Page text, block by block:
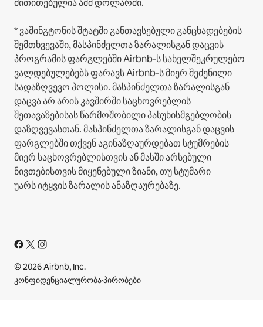
* ვაშინგტონის შტატში განთავსებული განცხადებების
შემთხვევაში, მასპინძელთა ზარალისგან დაცვის
პროგრამის ფარგლებში Airbnb‑ს სახელშეკრულებო
ვალდებულებებს ფარავს Airbnb‑ს მიერ შეძენილი
სადაზღვევო პოლისი. მასპინძელთა ზარალისგან
დაცვა არ არის კავშირში საცხოვრებლის
შეთავაზებისას წარმოშობილი პასუხისმგებლობის
დაზღვევასთან. მასპინძელთა ზარალისგან დაცვის
ფარგლებში თქვენ აგინაზღაურდებათ სტუმრების
მიერ საცხოვრებლისთვის ან მასში არსებული
ნივთებისთვის მიყენებული ზიანი, თუ სტუმარი
უარს იტყვის ზარალის ანაზღაურებაზე.
© 2026 Airbnb, Inc.
კონფიდენციალურობა·პირობები